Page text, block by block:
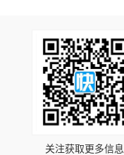
关注获取更多信息